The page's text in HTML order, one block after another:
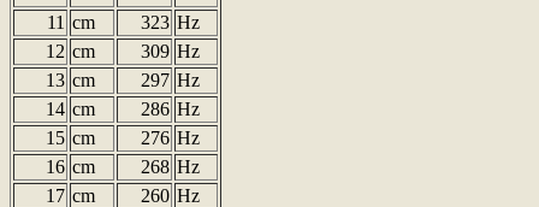
11 cm 323 Hz
12 cm 309 Hz
13 cm 297 Hz
14 cm 286 Hz
15 cm 276 Hz
16 cm 268 Hz
17 cm 260 Hz